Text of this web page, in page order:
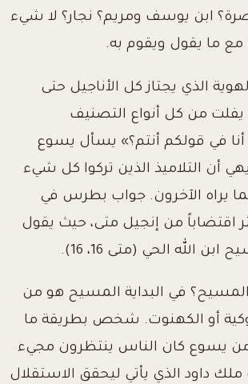
ابن يوسف ومريم؟ نجار؟ لا شيء
ما يقول ويقوم به.
الذي يجتاز كل الأناجيل حتى
من كل أنواع التصنيف
في قولكم أنتم؟» يسأل يسوع
أن التلاميذ الذين تركوا كل شيء
كما يراه الآخرون. جواب بطرس في
اقتضاباً من إنجيل متى، حيث يقول
الله الحي (متى 16، 16).
المسيح؟ في البداية المسيح هو من
أو الكهنوت. شخص بطريقة ما
يسوع كان الناس ينتظرون مجيء
ملك داود الذي يأتي ليحقق الاستقلال